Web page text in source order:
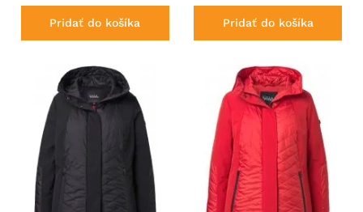
Pridať do košíka Pridať do košíka